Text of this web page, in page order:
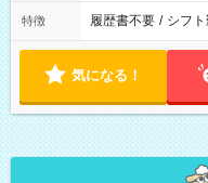
特徴 履歴書不要 / シフ
気になる！